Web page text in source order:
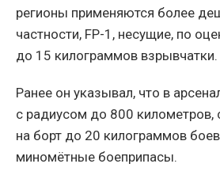
регионы применяются более
частности, FP-1, несущие, по
до 15 килограммов взрывчатки.
Ранее он указывал, что в
с радиусом до 800 километров,
на борт до 20 килограммов
миномётные боеприпасы.